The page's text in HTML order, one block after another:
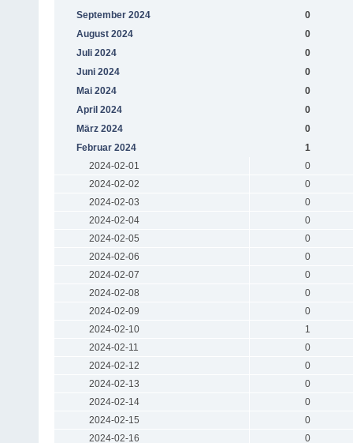
September 2024
0
August 2024
0
Juli 2024
0
Juni 2024
0
Mai 2024
0
April 2024
0
März 2024
0
Februar 2024
1
2024-02-01
0
2024-02-02
0
2024-02-03
0
2024-02-04
0
2024-02-05
0
2024-02-06
0
2024-02-07
0
2024-02-08
0
2024-02-09
0
2024-02-10
1
2024-02-11
0
2024-02-12
0
2024-02-13
0
2024-02-14
0
2024-02-15
0
2024-02-16
0